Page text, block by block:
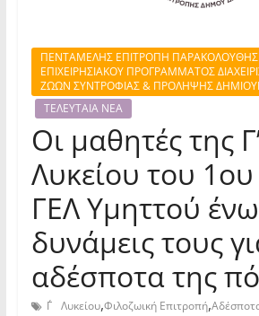
ΠΕΝΤΑΜΕΛΗΣ ΕΠΙΤΡΟΠΗ
ΕΠΙΧΕΙΡΗΣΙΑΚΟΥ ΠΡΟΓΡΑΜΜΑΤΟΣ
ΖΩΩΝ ΣΥΝΤΡΟΦΙΑΣ & ΠΡΟΛΗΨΗΣ
ΤΕΛΕΥΤΑΙΑ ΝΕΑ
Οι μαθητές της
Λυκείου του 1ου
ΓΕΛ Υμηττού
δυνάμεις τους
αδέσποτα της
Γ΄ Λυκείου,Φιλοζωική Επιτροπή,